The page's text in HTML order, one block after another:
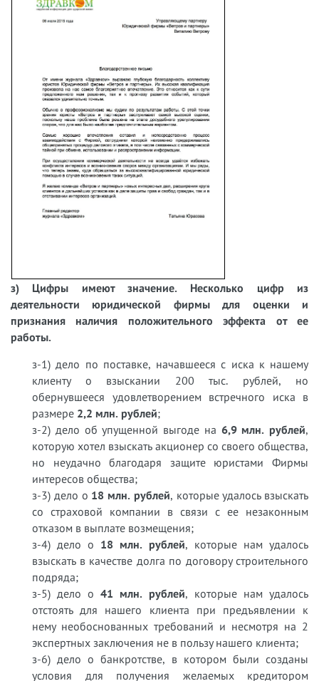
з) Цифры имеют значение. Несколько цифр из
деятельности юридической фирмы для оценки и
признания наличия положительного эффекта от ее
работы.
з-1) дело по поставке, начавшееся с иска к нашему
клиенту о взыскании 200 тыс. рублей, но
обернувшееся удовлетворением встречного иска в
размере 2,2 млн. рублей;
з-2) дело об упущенной выгоде на 6,9 млн. рублей,
которую хотел взыскать акционер со своего общества,
но неудачно благодаря защите юристами Фирмы
интересов общества;
з-3) дело о 18 млн. рублей, которые удалось взыскать
со страховой компании в связи с ее незаконным
отказом в выплате возмещения;
з-4) дело о 18 млн. рублей, которые нам удалось
взыскать в качестве долга по договору строительного
подряда;
з-5) дело о 41 млн. рублей, которые нам удалось
отстоять для нашего клиента при предъявлении к
нему необоснованных требований и несмотря на 2
экспертных заключения не в пользу нашего клиента;
з-6) дело о банкротстве, в котором были созданы
условия для получения желаемых кредитором